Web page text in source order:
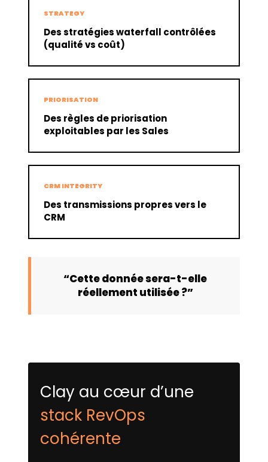
STRATEGY
Des stratégies waterfall contrôlées
(qualité vs coût)
PRIORISATION
Des règles de priorisation
exploitables par les Sales
CRM INTEGRITY
Des transmissions propres vers le
CRM
“Cette donnée sera-t-elle
réellement utilisée ?”
Clay au cœur d’une
stack RevOps
cohérente